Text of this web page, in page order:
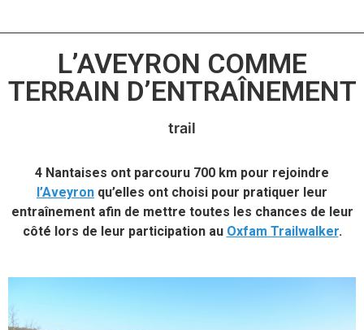
L’AVEYRON COMME
TERRAIN D’ENTRAÎNEMENT
trail
4 Nantaises ont parcouru 700 km pour rejoindre
l’Aveyron qu’elles ont choisi pour pratiquer leur
entraînement afin de mettre toutes les chances de leur
côté lors de leur participation au Oxfam Trailwalker.